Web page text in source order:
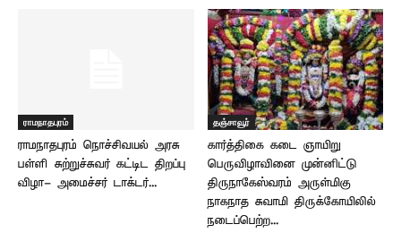
ராமநாதபுரம்
ராமநாதபுரம் நொச்சிவயல் அரசு
பள்ளி சுற்றுச்சுவர் கட்டிட திறப்பு
விழா- அமைச்சர் டாக்டர்...
தஞ்சாவூர்
கார்த்திகை கடை ஞாயிறு
பெருவிழாவினை முன்னிட்டு
திருநாகேஸ்வரம் அருள்மிகு
நாகநாத சுவாமி திருக்கோயிலில்
நடைப்பெற்ற...